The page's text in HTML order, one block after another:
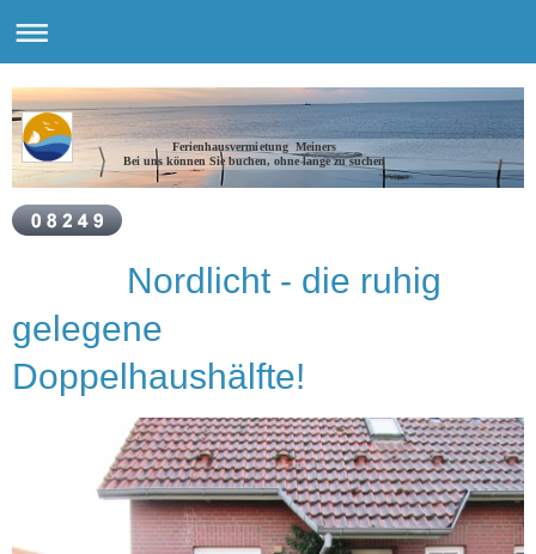
Ferienhausvermietung Meiners
Bei uns können Sie buchen, ohne lange zu suchen
Nordlicht - die ruhig
gelegene
Doppelhaushälfte!